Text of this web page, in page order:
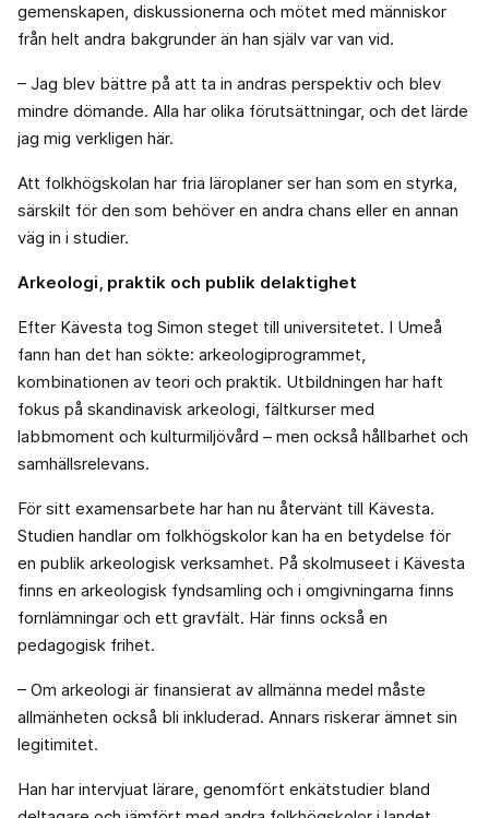
gemenskapen, diskussionerna och mötet med människor
från helt andra bakgrunder än han själv var van vid.
– Jag blev bättre på att ta in andras perspektiv och blev
mindre dömande. Alla har olika förutsättningar, och det lärde
jag mig verkligen här.
Att folkhögskolan har fria läroplaner ser han som en styrka,
särskilt för den som behöver en andra chans eller en annan
väg in i studier.
Arkeologi, praktik och publik delaktighet
Efter Kävesta tog Simon steget till universitetet. I Umeå
fann han det han sökte: arkeologiprogrammet,
kombinationen av teori och praktik. Utbildningen har haft
fokus på skandinavisk arkeologi, fältkurser med
labbmoment och kulturmiljövård – men också hållbarhet och
samhällsrelevans.
För sitt examensarbete har han nu återvänt till Kävesta.
Studien handlar om folkhögskolor kan ha en betydelse för
en publik arkeologisk verksamhet. På skolmuseet i Kävesta
finns en arkeologisk fyndsamling och i omgivningarna finns
fornlämningar och ett gravfält. Här finns också en
pedagogisk frihet.
– Om arkeologi är finansierat av allmänna medel måste
allmänheten också bli inkluderad. Annars riskerar ämnet sin
legitimitet.
Han har intervjuat lärare, genomfört enkätstudier bland